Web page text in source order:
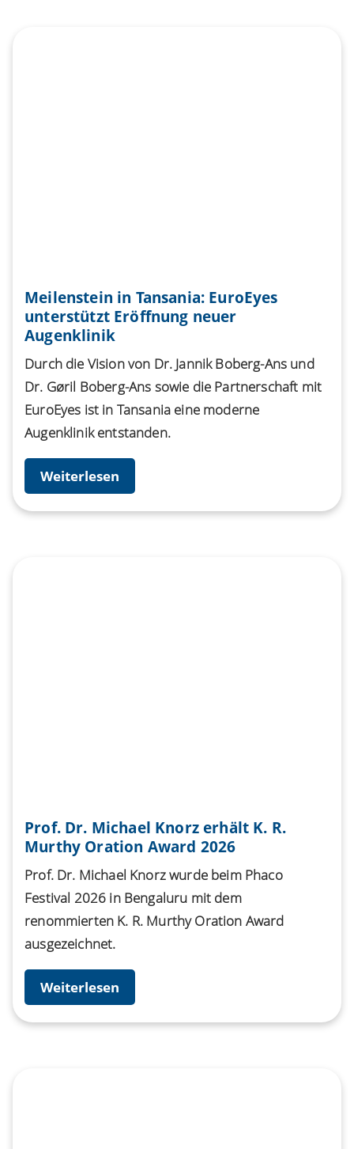
Meilenstein in Tansania: EuroEyes
unterstützt Eröffnung neuer
Augenklinik
Durch die Vision von Dr. Jannik Boberg-Ans und
Dr. Gøril Boberg-Ans sowie die Partnerschaft mit
EuroEyes ist in Tansania eine moderne
Augenklinik entstanden.
Weiterlesen
Prof. Dr. Michael Knorz erhält K. R.
Murthy Oration Award 2026
Prof. Dr. Michael Knorz wurde beim Phaco
Festival 2026 in Bengaluru mit dem
renommierten K. R. Murthy Oration Award
ausgezeichnet.
Weiterlesen